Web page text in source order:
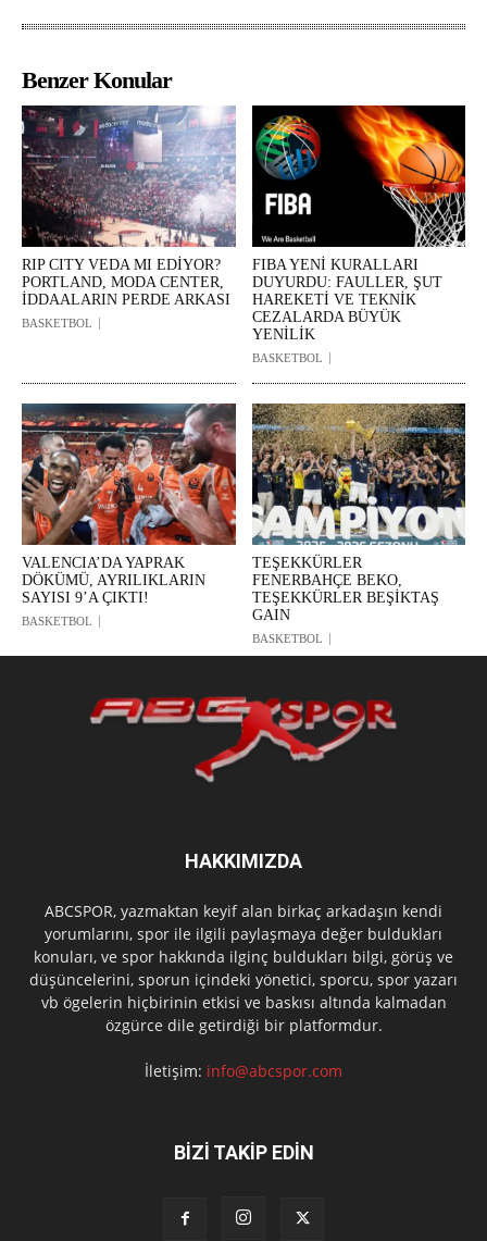
Benzer Konular
RIP CITY VEDA MI EDİYOR?
PORTLAND, MODA CENTER,
İDDAALARIN PERDE ARKASI
BASKETBOL
FIBA YENİ KURALLARI
DUYURDU: FAULLER, ŞUT
HAREKETİ VE TEKNİK
CEZALARDA BÜYÜK
YENİLİK
BASKETBOL
VALENCIA’DA YAPRAK
DÖKÜMÜ, AYRILIKLARIN
SAYISI 9’A ÇIKTI!
BASKETBOL
TEŞEKKÜRLER
FENERBAHÇE BEKO,
TEŞEKKÜRLER BEŞİKTAŞ
GAIN
BASKETBOL
HAKKIMIZDA
ABCSPOR, yazmaktan keyif alan birkaç arkadaşın kendi
yorumlarını, spor ile ilgili paylaşmaya değer buldukları
konuları, ve spor hakkında ilginç buldukları bilgi, görüş ve
düşüncelerini, sporun içindeki yönetici, sporcu, spor yazarı
vb ögelerin hiçbirinin etkisi ve baskısı altında kalmadan
özgürce dile getirdiği bir platformdur.
İletişim: info@abcspor.com
BİZİ TAKİP EDİN